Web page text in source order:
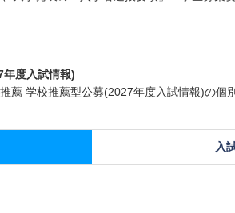
度入試情報)
薦 学校推薦型公募(2027年度入試情報)の個
入